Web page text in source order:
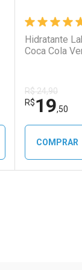
Hidratante
Coca Cola
R$ 24,90
R$19,50
COMPRAR